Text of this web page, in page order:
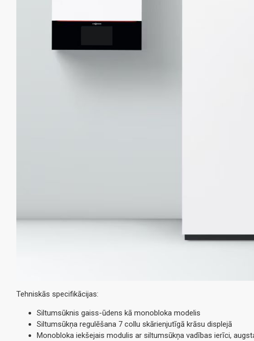
Tehniskās specifikācijas:
Siltumsūknis gaiss-ūdens kā monobloka modelis
Siltumsūkņa regulēšana 7 collu skārienjutīgā krāsu displejā
Monobloka iekšejais modulis ar siltumsūkņa vadības ierīci,